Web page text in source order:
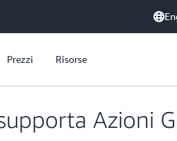
Prezzi Risorse
Azioni